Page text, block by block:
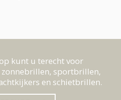
kunt u terecht voor
zonnebrillen, sportbrillen,
en schietbrillen.